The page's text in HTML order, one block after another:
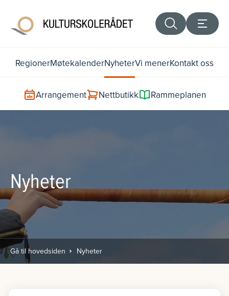
RegionerMøtekalenderNyheterVi menerKontakt oss
Arrangement Nettbutikk Rammeplanen
Nyheter
Gå til hovedsiden Nyheter